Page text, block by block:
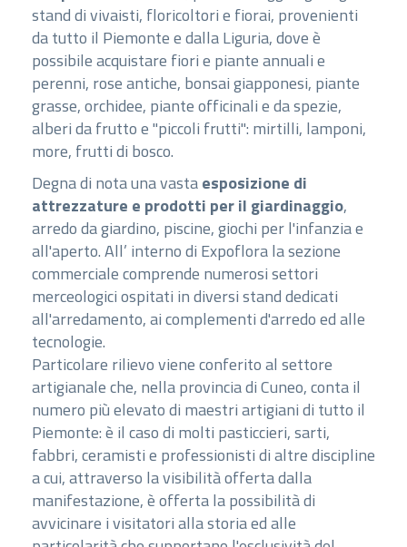
stand di vivaisti, floricoltori e fiorai, provenienti
da tutto il Piemonte e dalla Liguria, dove è
possibile acquistare fiori e piante annuali e
perenni, rose antiche, bonsai giapponesi, piante
grasse, orchidee, piante officinali e da spezie,
alberi da frutto e "piccoli frutti": mirtilli, lamponi,
more, frutti di bosco.
Degna di nota una vastaesposizione di
attrezzature e prodotti per il giardinaggio,
arredo da giardino, piscine, giochi per l'infanzia e
all'aperto. All’ interno di Expoflora la sezione
commerciale comprende numerosi settori
merceologici ospitati in diversi stand dedicati
all'arredamento, ai complementi d'arredo ed alle
tecnologie.
Particolare rilievo viene conferito al settore
artigianale che, nella provincia di Cuneo, conta il
numero più elevato di maestri artigiani di tutto il
Piemonte: è il caso di molti pasticcieri, sarti,
fabbri, ceramisti e professionisti di altre discipline
a cui, attraverso la visibilità offerta dalla
manifestazione, è offerta la possibilità di
avvicinare i visitatori alla storia ed alle